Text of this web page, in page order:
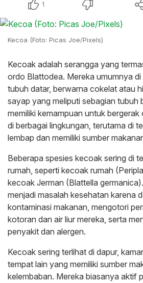
1
Kecoa (Foto: Picas Joe/Pixels)
Kecoak adalah serangga yang
ordo Blattodea. Mereka umumnya
tubuh datar, berwarna cokelat atau
sayap yang meliputi sebagian tubuh
memiliki kemampuan untuk
di berbagai lingkungan, terutama di
lembap dan memiliki sumber
Beberapa spesies kecoak sering di
rumah, seperti kecoak rumah
kecoak Jerman (Blattella
menjadi masalah kesehatan karena
kontaminasi makanan, mengotori
kotoran dan air liur mereka, serta
penyakit dan alergen.
Kecoak sering terlihat di dapur,
tempat lain yang memiliki sumber
kelembaban. Mereka biasanya aktif